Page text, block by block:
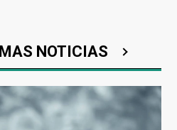
NOTICIAS